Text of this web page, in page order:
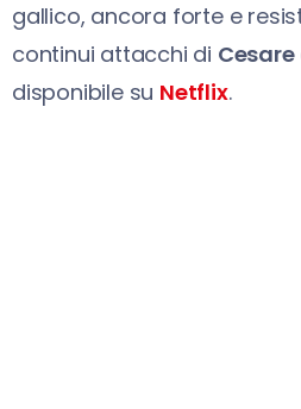
gallico, ancora forte e
continui attacchi di Cesare
disponibile su Netflix.